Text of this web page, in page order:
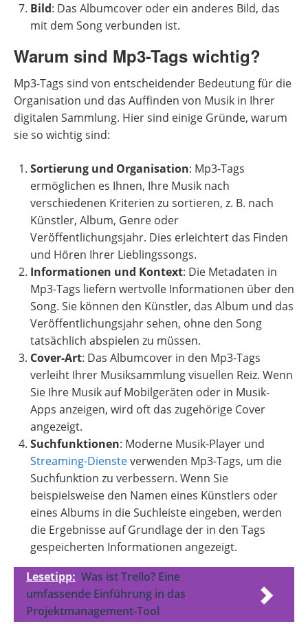
Bild: Das Albumcover oder ein anderes Bild, das
mit dem Song verbunden ist.
Warum sind Mp3-Tags wichtig?
Mp3-Tags sind von entscheidender Bedeutung für die
Organisation und das Auffinden von Musik in Ihrer
digitalen Sammlung. Hier sind einige Gründe, warum
sie so wichtig sind:
Sortierung und Organisation: Mp3-Tags
ermöglichen es Ihnen, Ihre Musik nach
verschiedenen Kriterien zu sortieren, z. B. nach
Künstler, Album, Genre oder
Veröffentlichungsjahr. Dies erleichtert das Finden
und Hören Ihrer Lieblingssongs.
Informationen und Kontext: Die Metadaten in
Mp3-Tags liefern wertvolle Informationen über den
Song. Sie können den Künstler, das Album und das
Veröffentlichungsjahr sehen, ohne den Song
tatsächlich abspielen zu müssen.
Cover-Art: Das Albumcover in den Mp3-Tags
verleiht Ihrer Musiksammlung visuellen Reiz. Wenn
Sie Ihre Musik auf Mobilgeräten oder in Musik-
Apps anzeigen, wird oft das zugehörige Cover
angezeigt.
Suchfunktionen: Moderne Musik-Player und
Streaming-Diensteverwenden Mp3-Tags, um die
Suchfunktion zu verbessern. Wenn Sie
beispielsweise den Namen eines Künstlers oder
eines Albums in die Suchleiste eingeben, werden
die Ergebnisse auf Grundlage der in den Tags
gespeicherten Informationen angezeigt.
Lesetipp: Was ist Trello? Eine
umfassende Einführung in das
Projektmanagement-Tool